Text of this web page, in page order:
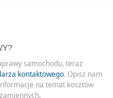
samochodu, teraz
kontaktowego. Opisz nam
na temat kosztów